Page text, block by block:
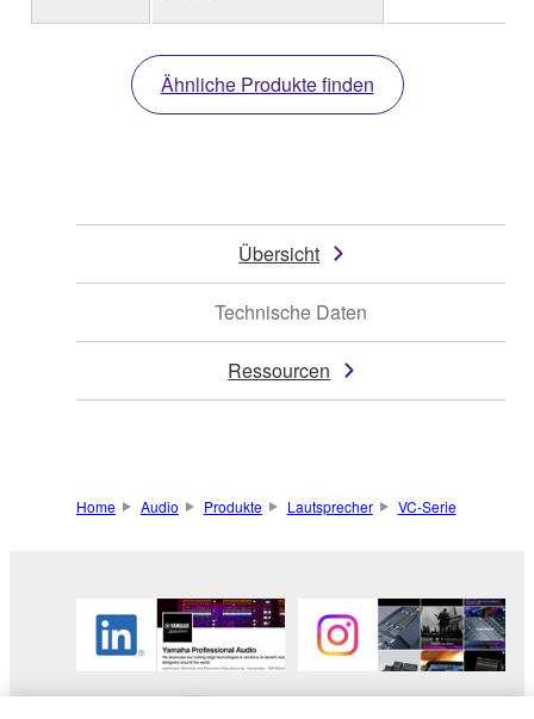
Ähnliche Produkte finden
Übersicht
Technische Daten
Ressourcen
Home Audio Produkte Lautsprecher VC-Serie